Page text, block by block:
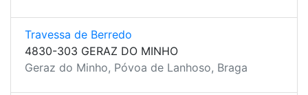
Travessa de Berredo
4830-303 GERAZ DO MINHO
Geraz do Minho, Póvoa de Lanhoso, Braga